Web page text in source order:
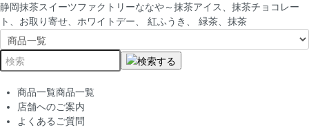
静岡抹茶スイーツファクトリーななや～抹茶アイス、抹茶チョコレー
ト、お取り寄せ、ホワイトデー、 紅ふうき、 緑茶、抹茶
商品一覧商品一覧
店舗へのご案内
よくあるご質問